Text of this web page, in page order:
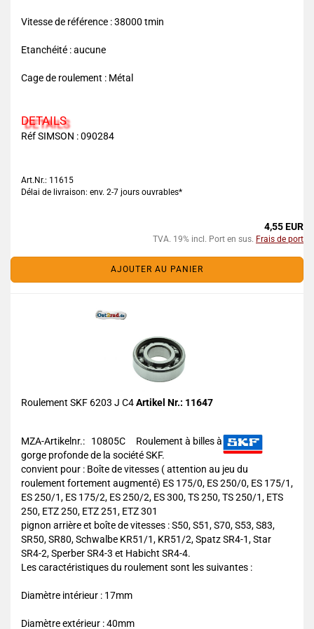
Vitesse de référence : 38000 tmin
Etanchéité : aucune
Cage de roulement : Métal
DETAILS
Réf SIMSON :090284
Art.Nr.: 11615
Délai de livraison: env. 2-7 jours ouvrables*
4,55 EUR
TVA. 19% incl. Port en sus. Frais de port
AJOUTER AU PANIER
Roulement SKF 6203 J C4Artikel Nr.: 11647
MZA-Artikelnr.: 10805C
Roulement à billes à
gorge profonde de la société SKF.
convient pour : Boîte de vitesses ( attention au jeu du
roulement fortement augmenté) ES 175/0, ES 250/0, ES 175/1,
ES 250/1, ES 175/2, ES 250/2, ES 300, TS 250, TS 250/1, ETS
250, ETZ 250, ETZ 251, ETZ 301
pignon arrière et boîte de vitesses : S50, S51, S70, S53, S83,
SR50, SR80, Schwalbe KR51/1, KR51/2, Spatz SR4-1, Star
SR4-2, Sperber SR4-3 et Habicht SR4-4.
Les caractéristiques du roulement sont les suivantes :
Diamètre intérieur : 17mm
Diamètre extérieur : 40mm